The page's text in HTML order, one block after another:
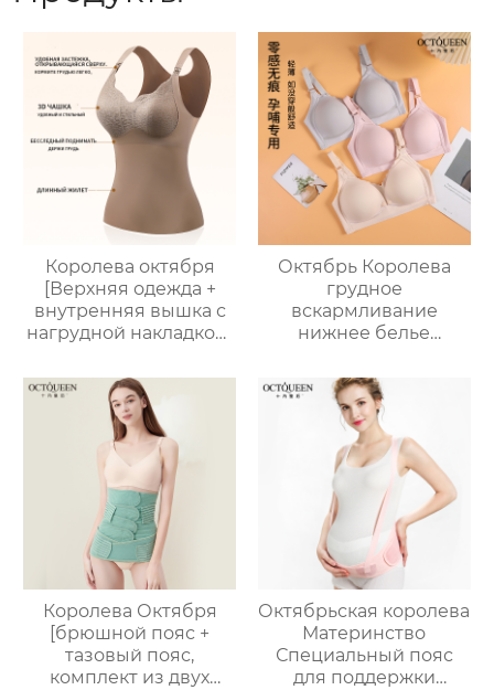
Королева октября
[Верхняя одежда +
внутренняя вышка с
нагрудной накладкой]
беременных, жилет
для грудного
вскармливания после
родов, дышащий и
Анти-опустошенный
Октябрь Королева
грудное
вскармливание
нижнее белье
специальные
материнский
бюстгальтер анти-
обвисание коллекция
боковые груди
собраны
послеродовой
грудное
вскармливание
большой размер
бюстгальтер женский
Королева Октября
[брюшной пояс +
тазовый пояс,
комплект из двух
Октябрьская королева
Материнство
Специальный пояс
для поддержки